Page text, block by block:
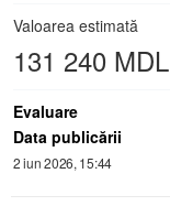
Valoarea estimată
131 240 MDL
Evaluare
Data publicării
2 iun 2026, 15:44